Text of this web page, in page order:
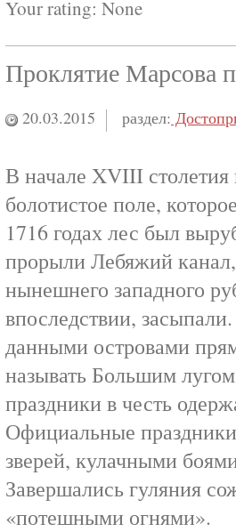
Your rating: None
Проклятие Марсова
20.03.2015 раздел:
В начале XVIII столетия
болотистое поле,
1716 годах лес был
прорыли Лебяжий
нынешнего западного
впоследствии,
данными островами
называть Большим
праздники в честь
Официальные
зверей, кулачными
Завершались гуляния
«потешными огнями».